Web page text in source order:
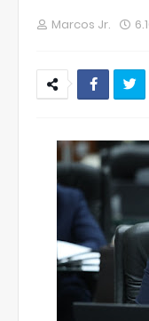
Marcos Jr.